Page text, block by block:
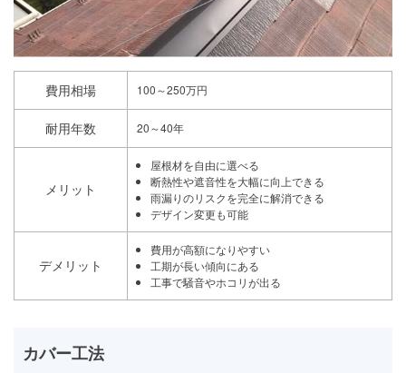
費用相場 100～250万円
耐用年数 20～40年
メリット
屋根材を自由に選べる
断熱性や遮音性を大幅に向上できる
雨漏りのリスクを完全に解消できる
デザイン変更も可能
デメリット
費用が高額になりやすい
工期が長い傾向にある
工事で騒音やホコリが出る
カバー工法